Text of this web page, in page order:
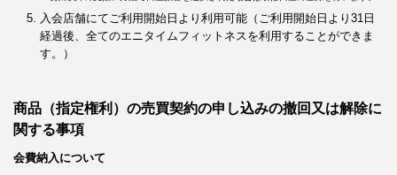
入会店舗にてご利用開始日より利用可能（ご利用開始日より31日
経過後、全てのエニタイムフィットネスを利用することができま
す。）
商品（指定権利）の売買契約の申し込みの撤回又は解除に
関する事項
会費納入について